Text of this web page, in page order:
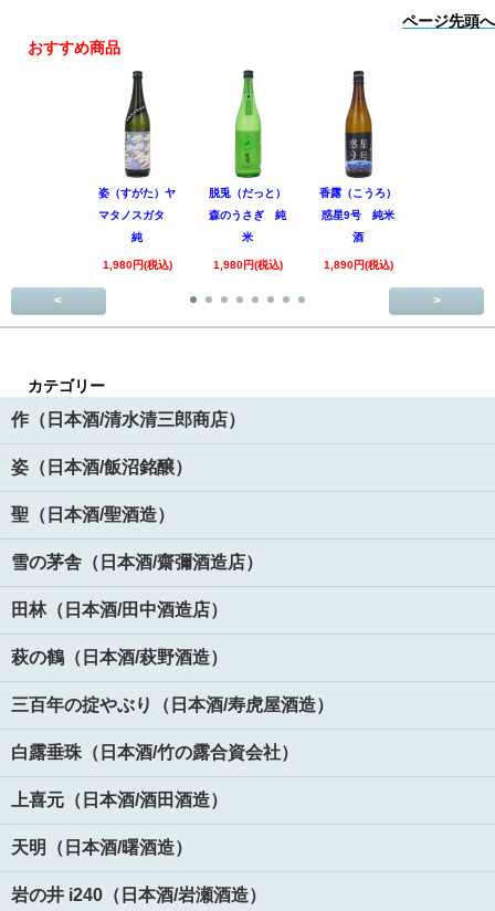
ページ先頭へ
おすすめ商品
姿（すがた）ヤ
マタノスガタ
純
1,980円(税込)
脱兎（だっと）
森のうさぎ 純
米
1,980円(税込)
香露（こうろ）
惑星9号 純米
酒
1,890円(税込)
< >
カテゴリー
作（日本酒/清水清三郎商店）
姿（日本酒/飯沼銘醸）
聖（日本酒/聖酒造）
雪の茅舎（日本酒/齋彌酒造店）
田林（日本酒/田中酒造店）
萩の鶴（日本酒/萩野酒造）
三百年の掟やぶり（日本酒/寿虎屋酒造）
白露垂珠（日本酒/竹の露合資会社）
上喜元（日本酒/酒田酒造）
天明（日本酒/曙酒造）
岩の井 i240（日本酒/岩瀬酒造）